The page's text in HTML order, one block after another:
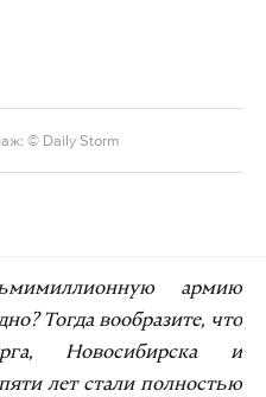
© Daily Storm
армию
Тогда вообразите, что
Новосибирска и
лет стали полностью